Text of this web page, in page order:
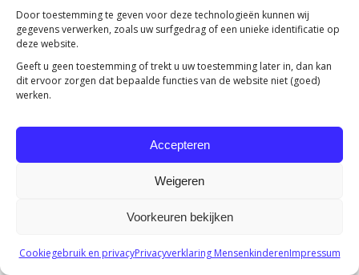
Door toestemming te geven voor deze technologieën kunnen wij
gegevens verwerken, zoals uw surfgedrag of een unieke identificatie op
deze website.
Geeft u geen toestemming of trekt u uw toestemming later in, dan kan
dit ervoor zorgen dat bepaalde functies van de website niet (goed)
werken.
Accepteren
Weigeren
Voorkeuren bekijken
Cookiegebruik en privacyPrivacyverklaring MensenkinderenImpressum